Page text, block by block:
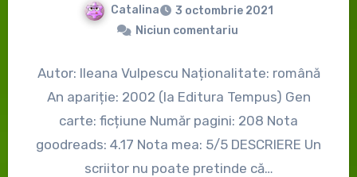
Catalina
3 octombrie 2021
Niciun comentariu
Autor: Ileana Vulpescu Naționalitate: română
An apariție: 2002 (la Editura Tempus) Gen
carte: ficțiune Număr pagini: 208 Nota
goodreads: 4.17 Nota mea: 5/5 DESCRIERE Un
scriitor nu poate pretinde că…